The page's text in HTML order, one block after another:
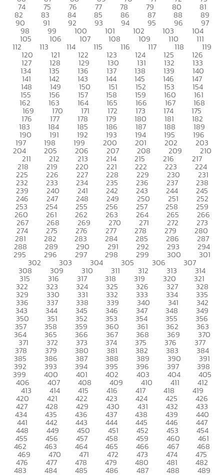
74 75 76 77 78 79 80 81
82 83 84 85 86 87 88 89
90 91 92 93 94 95 96 97
98 99 100 101 102 103 104
105 106 107 108 109 110 111
112 113 114 115 116 117 118 119
120 121 122 123 124 125 126
127 128 129 130 131 132 133
134 135 136 137 138 139 140
141 142 143 144 145 146 147
148 149 150 151 152 153 154
155 156 157 158 159 160 161
162 163 164 165 166 167 168
169 170 171 172 173 174 175
176 177 178 179 180 181 182
183 184 185 186 187 188 189
190 191 192 193 194 195 196
197 198 199 200 201 202 203
204 205 206 207 208 209 210
211 212 213 214 215 216 217
218 219 220 221 222 223 224
225 226 227 228 229 230 231
232 233 234 235 236 237 238
239 240 241 242 243 244 245
246 247 248 249 250 251 252
253 254 255 256 257 258 259
260 261 262 263 264 265 266
267 268 269 270 271 272 273
274 275 276 277 278 279 280
281 282 283 284 285 286 287
288 289 290 291 292 293 294
295 296 297 298 299 300 301
302 303 304 305 306 307
308 309 310 311 312 313 314
315 316 317 318 319 320 321
322 323 324 325 326 327 328
329 330 331 332 333 334 335
336 337 338 339 340 341 342
343 344 345 346 347 348 349
350 351 352 353 354 355 356
357 358 359 360 361 362 363
364 365 366 367 368 369 370
371 372 373 374 375 376 377
378 379 380 381 382 383 384
385 386 387 388 389 390 391
392 393 394 395 396 397 398
399 400 401 402 403 404 405
406 407 408 409 410 411 412
413 414 415 416 417 418 419
420 421 422 423 424 425 426
427 428 429 430 431 432 433
434 435 436 437 438 439 440
441 442 443 444 445 446 447
448 449 450 451 452 453 454
455 456 457 458 459 460 461
462 463 464 465 466 467 468
469 470 471 472 473 474 475
476 477 478 479 480 481 482
483 484 485 486 487 488 489